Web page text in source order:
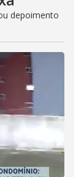
depoimento